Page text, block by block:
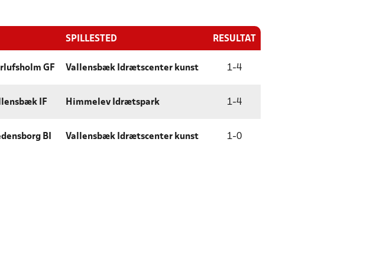
SPILLESTED RESULTAT
GF Vallensbæk Idrætscenter kunst 1-4
IF Himmelev Idrætspark 1-4
BI Vallensbæk Idrætscenter kunst 1-0